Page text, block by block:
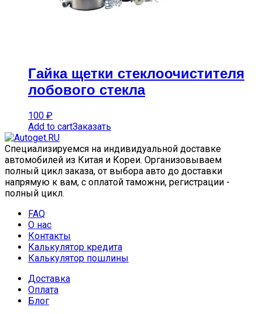
Гайка щетки стеклоочистителя
лобового стекла
100 ₽
Add to cartЗаказать
Специализируемся на индивидуальной доставке
автомобилей из Китая и Кореи. Организовываем
полный цикл заказа, от выбора авто до доставки
напрямую к вам, с оплатой таможни, регистрации -
полный цикл.
FAQ
О нас
Контакты
Калькулятор кредита
Калькулятор пошлины
Доставка
Оплата
Блог